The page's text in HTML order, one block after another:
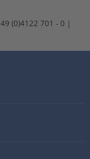
(0)4122 701 - 0 |